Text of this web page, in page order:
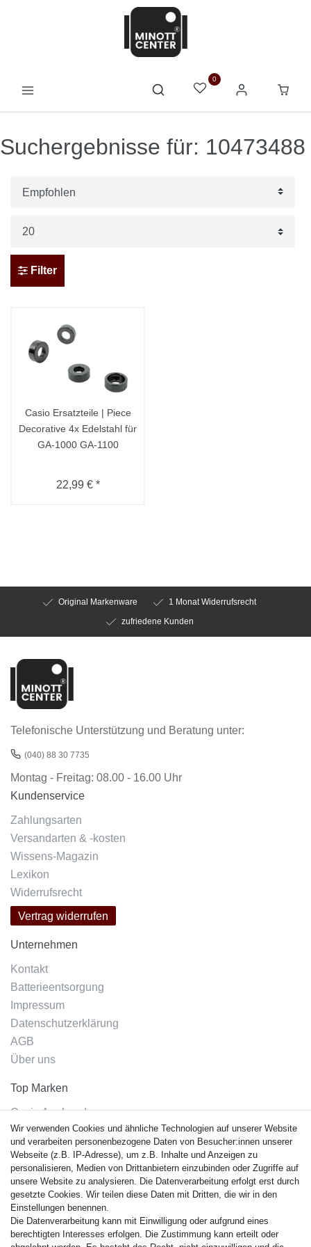
0
Suchergebnisse für: 10473488
Filter
Casio Ersatzteile | Piece
Decorative 4x Edelstahl für
GA-1000 GA-1100
22,99 € *
Original Markenware
1 Monat Widerrufsrecht
zufriedene Kunden
Telefonische Unterstützung und Beratung unter:
(040) 88 30 7735
Montag - Freitag: 08.00 - 16.00 Uhr
Kundenservice
Zahlungsarten
Versandarten & -kosten
Wissens-Magazin
Lexikon
Widerrufsrecht
Vertrag widerrufen
Unternehmen
Kontakt
Batterieentsorgung
Impressum
Datenschutzerklärung
AGB
Über uns
Top Marken
Casio Armband
Festina Armband
Citizen Armband
M. Lacroix Armband
J. Lemans Armband
Uhrenarmbänder - Alle
Sicherheit
Wir verwenden Cookies und ähnliche Technologien auf unserer Website
und verarbeiten personenbezogene Daten von Besucher:innen unserer
Webseite (z.B. IP-Adresse), um z.B. Inhalte und Anzeigen zu
personalisieren, Medien von Drittanbietern einzubinden oder Zugriffe auf
unsere Website zu analysieren. Die Datenverarbeitung erfolgt erst durch
gesetzte Cookies. Wir teilen diese Daten mit Dritten, die wir in den
Einstellungen benennen.
Die Datenverarbeitung kann mit Einwilligung oder aufgrund eines
berechtigten Interesses erfolgen. Die Zustimmung kann erteilt oder